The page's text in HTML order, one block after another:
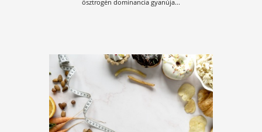
PROBLÉMÁJA
Járványok, gazdasági válságok, klímahelyzet. Mind olyan
dolgok, amik naponta az újságok címlapján szerepelnek.
Emberek milliárdjait érintik valamennyire. Mégis...